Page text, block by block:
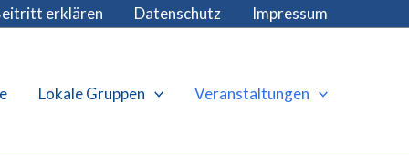
erklären Datenschutz Impressum
Lokale Gruppen Veranstaltungen